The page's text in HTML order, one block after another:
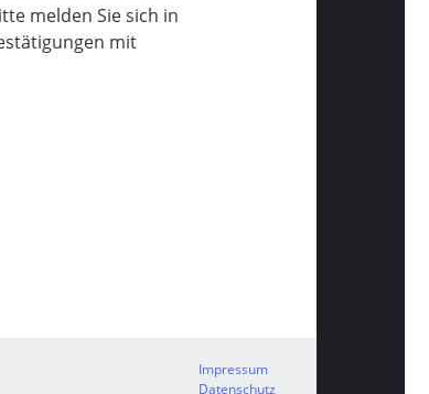
melden Sie sich in
mit
Impressum
Datenschutz